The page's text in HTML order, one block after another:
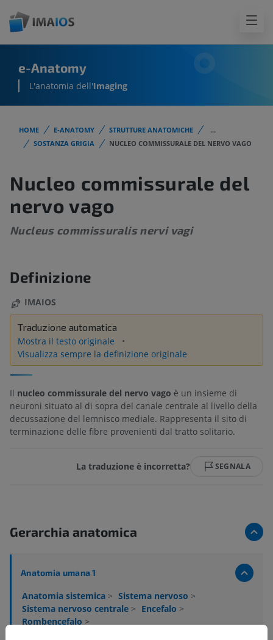
e-Anatomy
L'anatomia dell'Imaging
HOME E-ANATOMY STRUTTURE ANATOMICHE
...
SOSTANZA GRIGIA
NUCLEO COMMISSURALE DEL NERVO VAGO
Nucleo commissurale del
nervo vago
Nucleus commissuralis nervi vagi
Definizione
IMAIOS
Traduzione automatica
Mostra il testo originale
Visualizza sempre la definizione originale
Il nucleo commissurale del nervo vago è un insieme di
neuroni situato al di sopra del canale centrale al livello della
decussazione del lemnisco mediale. Rappresenta il sito di
terminazione delle fibre provenienti dal tratto solitario.
La traduzione è incorretta? SEGNALA
Gerarchia anatomica
Anatomia umana 1
Anatomia sistemica > Sistema nervoso >
Sistema nervoso centrale > Encefalo >
Rombencefalo >